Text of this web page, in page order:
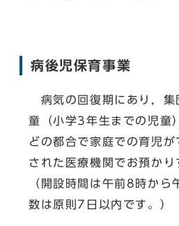
病後児保育事業
病気の回復期にあり，集
童（小学3年生までの児童
どの都合で家庭での育児
された医療機関でお預かり
（開設時間は午前8時から
数は原則7日以内です。）